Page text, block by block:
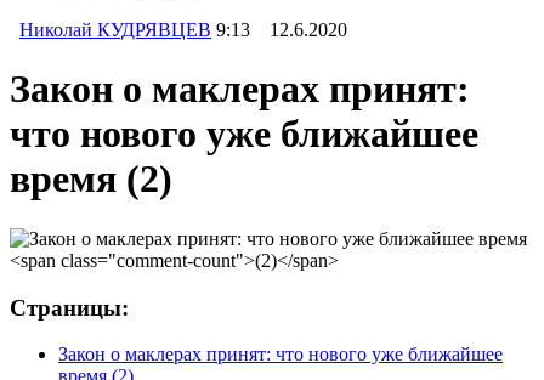
Николай КУДРЯВЦЕВ 9:13 12.6.2020
Закон о маклерах принят:
что нового уже ближайшее
время (2)
Страницы:
Закон о маклерах принят: что нового уже ближайшее